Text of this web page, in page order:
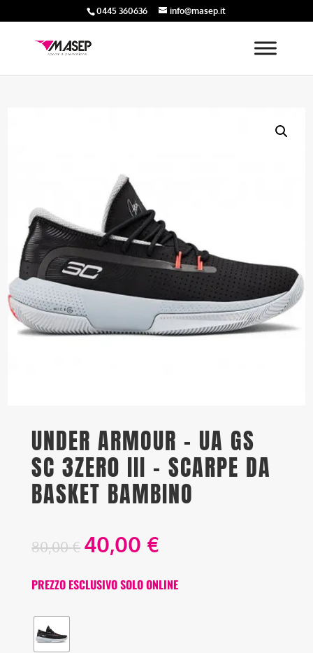
0445 360636 info@masep.it
UNDER ARMOUR – UA GS
SC 3ZER0 III – SCARPE DA
BASKET BAMBINO
80,00€ 40,00 €
PREZZO ESCLUSIVO SOLO ONLINE